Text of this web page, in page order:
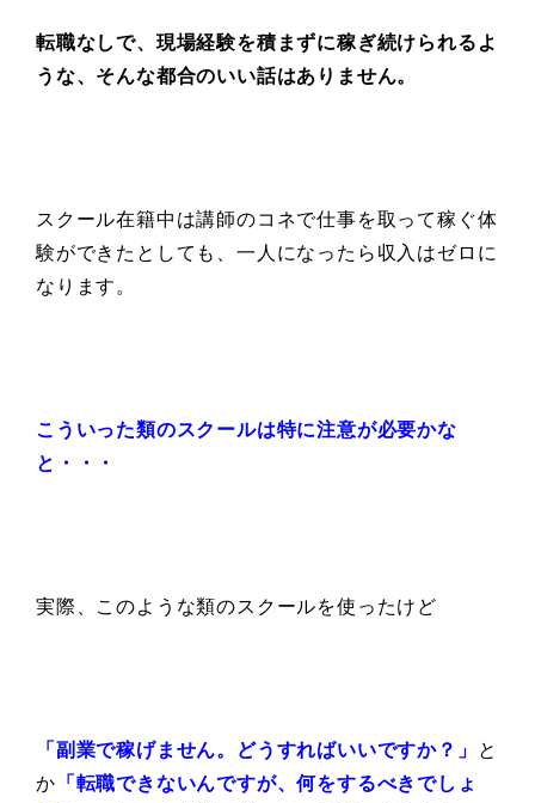
転職なしで、現場経験を積まずに稼ぎ続けられるよ
うな、 そんな都合のいい話はありません。
スクール在籍中は講師のコネで仕事を取って稼ぐ体
験ができたとしても、一人になったら収入はゼロに
なります。
こういった類のスクールは特に注意が必要かな
と・・・
実際、このような類のスクールを使ったけど
「副業で稼げません。どうすればいいですか？」
と
か 「転職できないんですが、何をするべきでしょ